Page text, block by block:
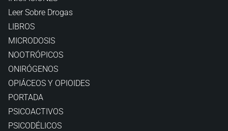
Leer Sobre Drogas
LIBROS
MICRODOSIS
NOOTRÓPICOS
ONIRÓGENOS
OPIÁCEOS Y OPIOIDES
PORTADA
PSICOACTIVOS
PSICODÉLICOS